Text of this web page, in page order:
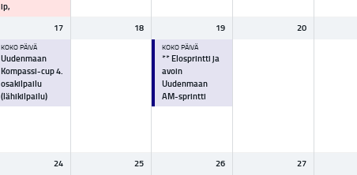
ip,
17
KOKO PÄIVÄ
Uudenmaan
Kompassi-cup 4.
osakilpailu
(lähikilpailu)
18 19
KOKO PÄIVÄ
** Elosprintti ja
avoin
Uudenmaan
AM-sprintti
20
24 25 26 27